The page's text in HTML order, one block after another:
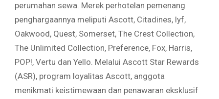
perumahan sewa. Merek perhotelan pemenang
penghargaannya meliputi Ascott, Citadines, lyf,
Oakwood, Quest, Somerset, The Crest Collection,
The Unlimited Collection, Preference, Fox, Harris,
POP!, Vertu dan Yello. Melalui Ascott Star Rewards
(ASR), program loyalitas Ascott, anggota
menikmati keistimewaan dan penawaran eksklusif